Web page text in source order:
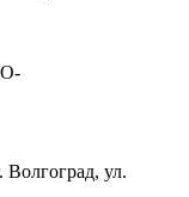
Волгоград, ул.